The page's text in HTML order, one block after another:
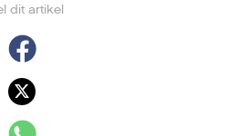
dit artikel